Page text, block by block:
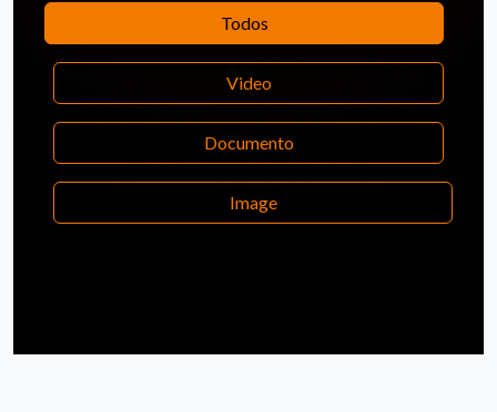
Todos
Video
Documento
Image